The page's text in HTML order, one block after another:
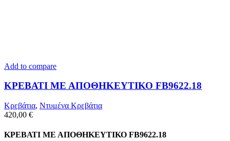
Add to compare
ΚΡΕΒΑΤΙ ΜΕ ΑΠΟΘΗΚΕΥΤΙΚΟ FB9622.18
Κρεβάτια, Ντυμένα Κρεβάτια
420,00 €
ΚΡΕΒΑΤΙ ΜΕ ΑΠΟΘΗΚΕΥΤΙΚΟ FB9622.18